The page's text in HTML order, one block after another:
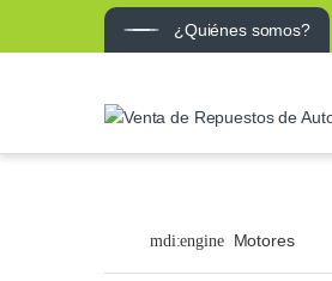
¿Quiénes somos?
Motores